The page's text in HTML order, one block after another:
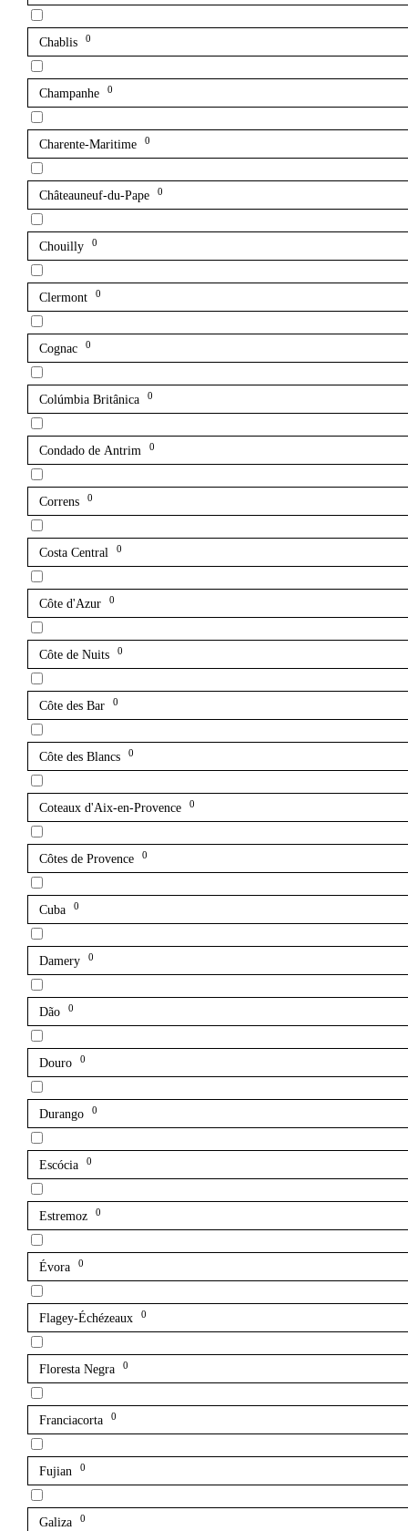
Chablis 0
Champanhe 0
Charente-Maritime 0
Châteauneuf-du-Pape 0
Chouilly 0
Clermont 0
Cognac 0
Colúmbia Britânica 0
Condado de Antrim 0
Correns 0
Costa Central 0
Côte d'Azur 0
Côte de Nuits 0
Côte des Bar 0
Côte des Blancs 0
Coteaux d'Aix-en-Provence 0
Côtes de Provence 0
Cuba 0
Damery 0
Dão 0
Douro 0
Durango 0
Escócia 0
Estremoz 0
Évora 0
Flagey-Échézeaux 0
Floresta Negra 0
Franciacorta 0
Fujian 0
Galiza 0